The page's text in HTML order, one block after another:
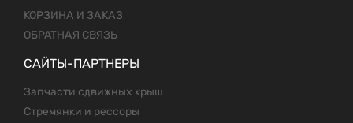
КОРЗИНА И ЗАКАЗ
ОБРАТНАЯ СВЯЗЬ
САЙТЫ-ПАРТНЕРЫ
Запчасти сдвижных крыш
Стремянки и рессоры